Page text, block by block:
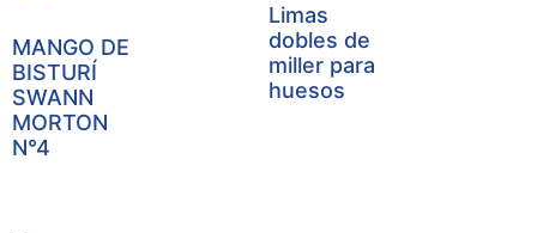
MANGO DE
BISTURÍ
SWANN
MORTON
N°4
Limas
dobles de
miller para
huesos